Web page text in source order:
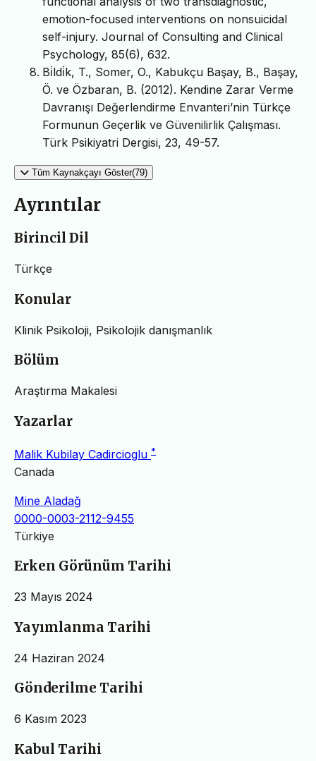
emotion-focused interventions on nonsuicidal
self-injury. Journal of Consulting and Clinical
Psychology, 85(6), 632.
Bi̇ldi̇k, T., Somer, O., Kabukçu Başay, B., Başay,
Ö. ve Özbaran, B. (2012). Kendine Zarar Verme
Davranışı Değerlendirme Envanteri’nin Türkçe
Formunun Geçerlik ve Güvenilirlik Çalışması.
Türk Psikiyatri Dergisi, 23, 49-57.
Tüm Kaynakçayı Göster(79)
Ayrıntılar
Birincil Dil
Türkçe
Konular
Klinik Psikoloji, Psikolojik danışmanlık
Bölüm
Araştırma Makalesi
Yazarlar
Malik Kubilay Cadircioglu *
Canada
Mine Aladağ
0000-0003-2112-9455
Türkiye
Erken Görünüm Tarihi
23 Mayıs 2024
Yayımlanma Tarihi
24 Haziran 2024
Gönderilme Tarihi
6 Kasım 2023
Kabul Tarihi